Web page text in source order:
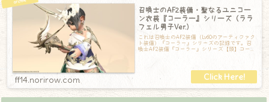
召喚士のAF2装備・聖なるユニコー
ン衣装『コーラー』シリーズ（ララ
フェル男子Ver.）
これは召喚士のAF2装備（Lv60のアーティファク
ト装備）『コーラー』シリーズの記録です。召
喚士AF2装備『コーラー』シリーズ【頭】コーラ
ff14.norirow.com